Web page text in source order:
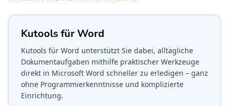
Kutools für Word
Kutools für Word unterstützt Sie dabei, alltägliche
Dokumentaufgaben mithilfe praktischer Werkzeuge
direkt in Microsoft Word schneller zu erledigen – ganz
ohne Programmierkenntnisse und komplizierte
Einrichtung.